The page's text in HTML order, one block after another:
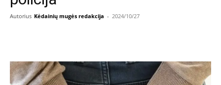
Autorius Kėdainių mugės redakcija - 2024/10/27